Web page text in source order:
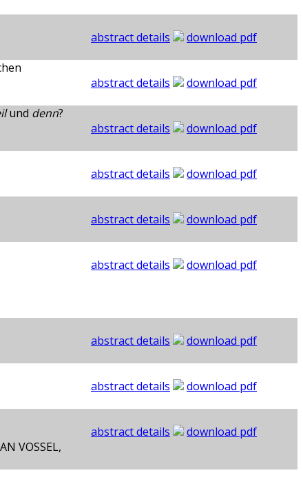
abstract details
download pdf
abstract details
download pdf
und denn?
abstract details
download pdf
abstract details
download pdf
abstract details
download pdf
abstract details download pdf
abstract details
download pdf
abstract details
download pdf
VOSSEL,
abstract details download pdf